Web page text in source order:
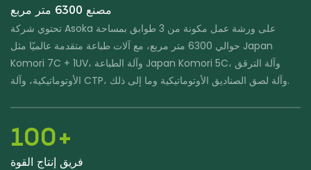
مصنع 6300 متر مربع
تحتوي شركة Asoka على ورشة عمل مكونة من 3 طوابق بمساحة
حوالي 6300 متر مربع، مع آلات طباعة متقدمة عالميًا مثل Japan
Komori 7C + 1UV، وآلة الطباعة Japan Komori 5C، وآلة الترقق
الأوتوماتيكية، وآلة CTP، وآلة لصق الصناديق الأوتوماتيكية وما إلى ذلك.
100+
فريق إنتاج القوة